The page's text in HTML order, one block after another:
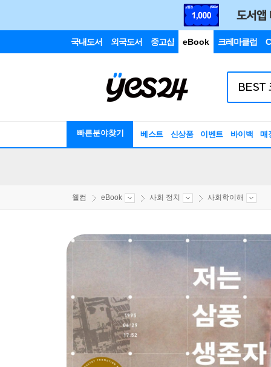
국내도서 외국도서 중고샵 eBook 크레마클럽
빠른분야찾기 베스트 신상품 이벤트 바이백 매
웰컴 eBook 사회 정치 사회학이해